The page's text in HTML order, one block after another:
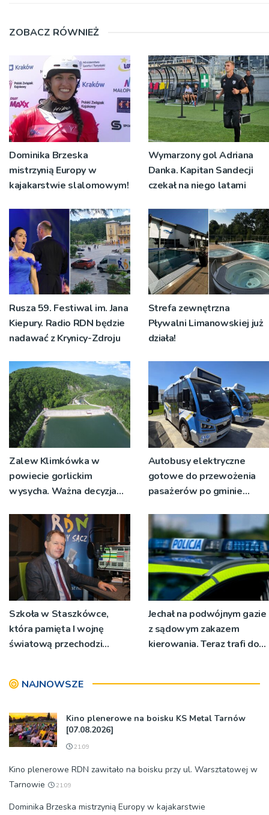
ZOBACZ RÓWNIEŻ
Dominika Brzeska
mistrzynią Europy w
kajakarstwie slalomowym!
Wymarzony gol Adriana
Danka. Kapitan Sandecji
czekał na niego latami
Rusza 59. Festiwal im. Jana
Kiepury. Radio RDN będzie
nadawać z Krynicy-Zdroju
Strefa zewnętrzna
Pływalni Limanowskiej już
działa!
Zalew Klimkówka w
powiecie gorlickim
wysycha. Ważna decyzja
Autobusy elektryczne
gotowe do przewożenia
pasażerów po gminie
Szkoła w Staszkówce,
która pamięta I wojnę
światową przechodzi
Jechał na podwójnym gazie
z sądowym zakazem
kierowania. Teraz trafi do
NAJNOWSZE
Kino plenerowe na boisku KS Metal Tarnów
[07.08.2026]
21:09
Kino plenerowe RDN zawitało na boisku przy ul. Warsztatowej w
Tarnowie
21:09
Dominika Brzeska mistrzynią Europy w kajakarstwie